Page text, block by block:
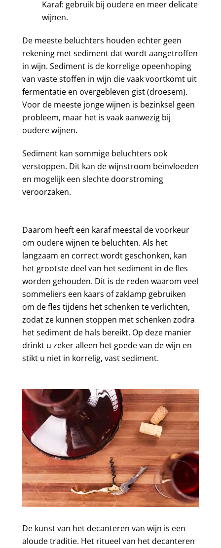
Karaf: gebruik bij oudere en meer delicate
wijnen.
De meeste beluchters houden echter geen
rekening met sediment dat wordt aangetroffen
in wijn. Sediment is de korrelige opeenhoping
van vaste stoffen in wijn die vaak voortkomt uit
fermentatie en overgebleven gist (droesem).
Voor de meeste jonge wijnen is bezinksel geen
probleem, maar het is vaak aanwezig bij
oudere wijnen.
Sediment kan sommige beluchters ook
verstoppen. Dit kan de wijnstroom beïnvloeden
en mogelijk een slechte doorstroming
veroorzaken.
Daarom heeft een karaf meestal de voorkeur
om oudere wijnen te beluchten. Als het
langzaam en correct wordt geschonken, kan
het grootste deel van het sediment in de fles
worden gehouden. Dit is de reden waarom veel
sommeliers een kaars of zaklamp gebruiken
om de fles tijdens het schenken te verlichten,
zodat ze kunnen stoppen met schenken zodra
het sediment de hals bereikt. Op deze manier
drinkt u zeker alleen het goede van de wijn en
stikt u niet in korrelig, vast sediment.
De kunst van het decanteren van wijn is een
aloude traditie. Het ritueel van het decanteren